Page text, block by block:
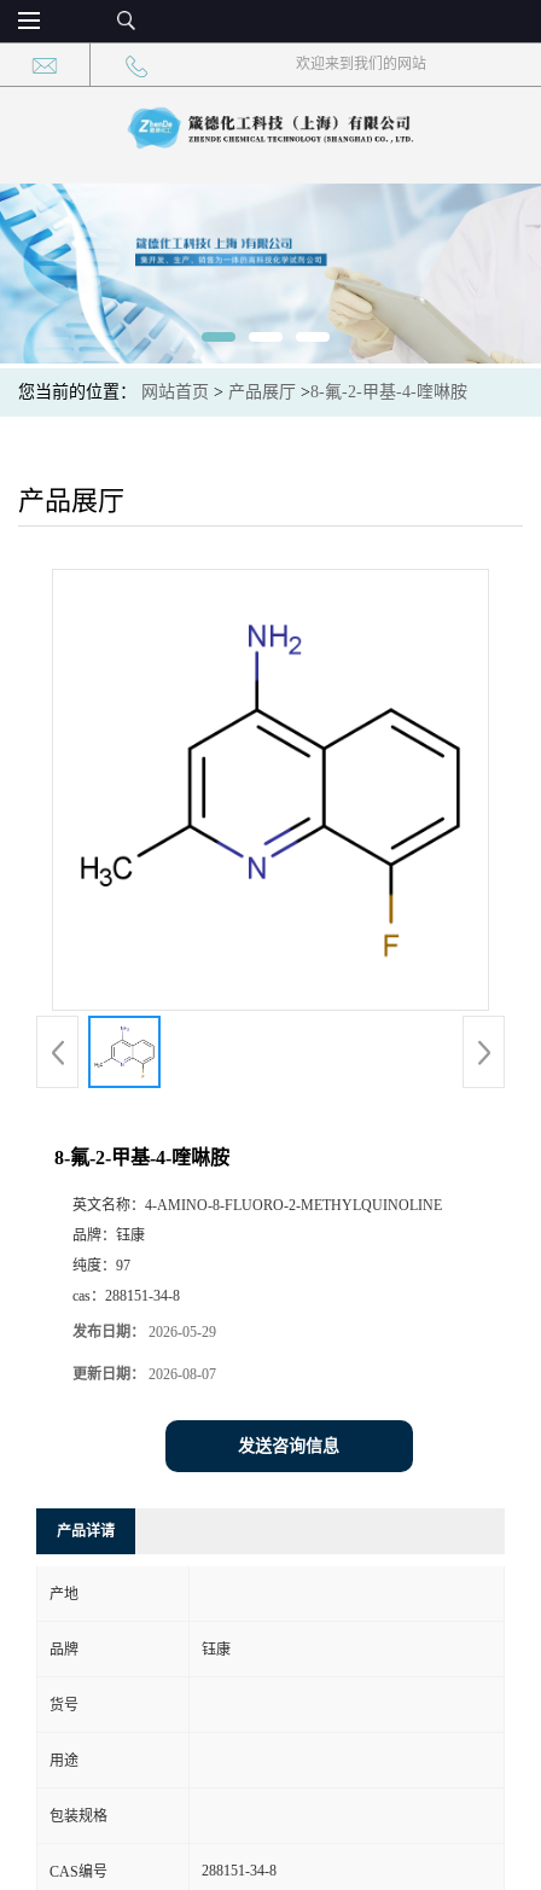
欢迎来到我们的网站
您当前的位置： 网站首页 > 产品展厅 >8-氟-2-甲基-4-喹啉胺
产品展厅
8-氟-2-甲基-4-喹啉胺
英文名称： 4-AMINO-8-FLUORO-2-METHYLQUINOLINE
品牌： 钰康
纯度： 97
cas： 288151-34-8
发布日期： 2026-05-29
更新日期： 2026-08-07
发送咨询信息
产品详请
产地
品牌 钰康
货号
用途
包装规格
CAS编号 288151-34-8